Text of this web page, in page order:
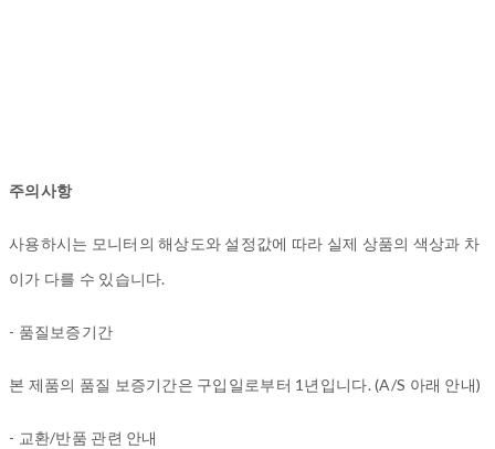
주의사항
사용하시는 모니터의 해상도와 설정값에 따라 실제 상품의 색상과 차
이가 다를 수 있습니다.
- 품질보증기간
본 제품의 품질 보증기간은 구입일로부터 1년입니다. (A/S 아래 안내)
- 교환/반품 관련 안내